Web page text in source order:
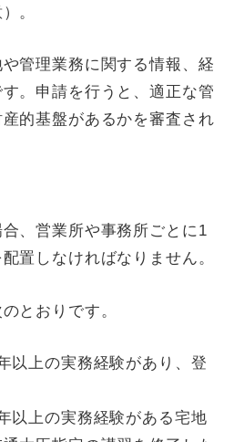
。
管理業務に関する情報、経
。申請を行うと、適正な管
的基盤があるかを審査され
、営業所や事務所ごとに1
置しなければなりません。
とおりです。
以上の実務経験があり、登
以上の実務経験がある宅地